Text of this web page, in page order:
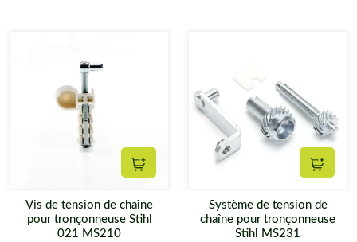
Ajouter au panier
Vis de tension de chaîne
pour tronçonneuse Stihl
021 MS210
Système de tension de
chaîne pour tronçonneuse
Stihl MS231